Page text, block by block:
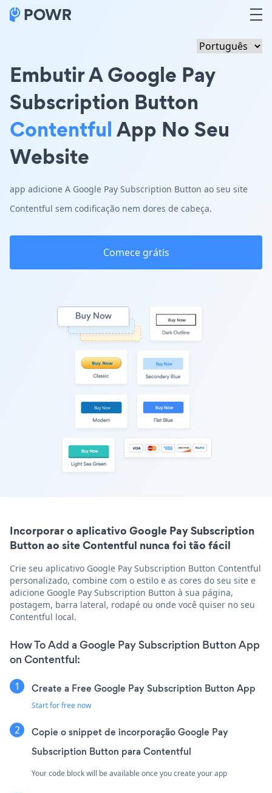
Embutir A Google Pay
Subscription Button
ContentfulApp No Seu
Website
app adicione A Google Pay Subscription Button ao seu site
Contentful sem codificação nem dores de cabeça.
Comece grátis
Incorporar o aplicativo Google Pay Subscription
Button ao site Contentful nunca foi tão fácil
Crie seu aplicativo Google Pay Subscription Button Contentful
personalizado, combine com o estilo e as cores do seu site e
adicione Google Pay Subscription Button à sua página,
postagem, barra lateral, rodapé ou onde você quiser no seu
Contentful local.
How To Add a Google Pay Subscription Button App
on Contentful:
Create a Free Google Pay Subscription Button App
Start for free now
Copie o snippet de incorporação Google Pay
Subscription Button para Contentful
Your code block will be available once you create your app